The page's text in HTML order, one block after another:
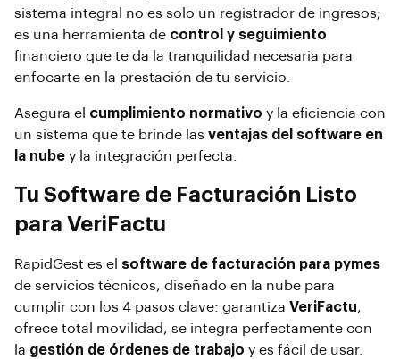
sistema integral no es solo un registrador de ingresos;
es una herramienta de control y seguimiento
financiero que te da la tranquilidad necesaria para
enfocarte en la prestación de tu servicio.
Asegura el cumplimiento normativo y la eficiencia con
un sistema que te brinde las ventajas del software en
la nube y la integración perfecta.
Tu Software de Facturación Listo
para VeriFactu
RapidGest es el software de facturación para pymes
de servicios técnicos, diseñado en la nube para
cumplir con los 4 pasos clave: garantiza VeriFactu,
ofrece total movilidad, se integra perfectamente con
la gestión de órdenes de trabajo y es fácil de usar.